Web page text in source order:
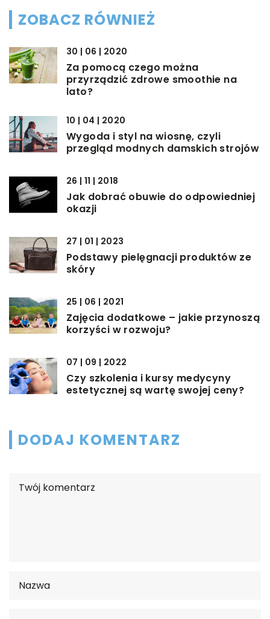
ZOBACZ RÓWNIEŻ
30 | 06 | 2020
Za pomocą czego można
przyrządzić zdrowe smoothie na
lato?
10 | 04 | 2020
Wygoda i styl na wiosnę, czyli
przegląd modnych damskich strojów
26 | 11 | 2018
Jak dobrać obuwie do odpowiedniej
okazji
27 | 01 | 2023
Podstawy pielęgnacji produktów ze
skóry
25 | 06 | 2021
Zajęcia dodatkowe – jakie przynoszą
korzyści w rozwoju?
07 | 09 | 2022
Czy szkolenia i kursy medycyny
estetycznej są wartę swojej ceny?
DODAJ KOMENTARZ